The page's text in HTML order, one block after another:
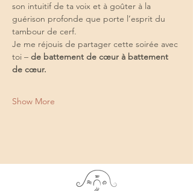
son intuitif de ta voix et à goûter à la
guérison profonde que porte l’esprit du
tambour de cerf.
Je me réjouis de partager cette soirée avec
toi – de battement de cœur à battement
de cœur.
Show More